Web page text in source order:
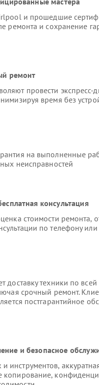
и прошедшие
ремонта и сохранение
ремонт
провести экспресс-
время без
на выполненные
неисправностей
консультация
стоимости ремонта,
по телефону
техники по
срочный ремонт.
постгарантийное
и безопасное